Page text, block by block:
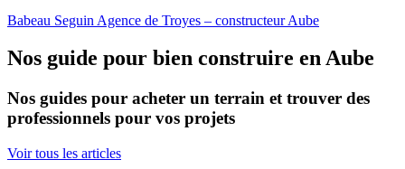
Babeau Seguin Agence de Troyes – constructeur Aube
Nos guide pour bien construire en Aube
Nos guides pour acheter un terrain et trouver des
professionnels pour vos projets
Voir tous les articles